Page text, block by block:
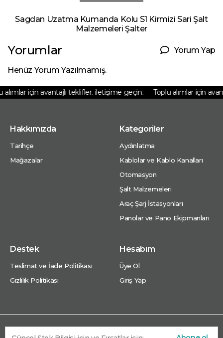
Sagdan Uzatma Kumanda Kolu S1 Kirmizi Sari Şalt
Malzemeleri Şalter
Yorumlar Yorum Yap
Henüz Yorum Yazılmamış.
için avantajlı teklifler. iletişime geçin. Toplu alımlar için
Hakkımızda
Tarihçe
Mağazalar
Kategoriler
Aydınlatma
Kablolar ve Kablo Kanalları
Otomasyon
Şalt Malzemeleri
Araç Şarj İstasyonları
Panolar ve Pano Ekipmanları
Destek
Teslimat ve İade Politikası
Gizlilik Politikası
Hesabım
Üye Ol
Giriş Yap